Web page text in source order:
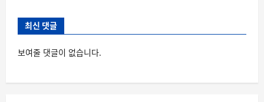
최신 댓글
보여줄 댓글이 없습니다.